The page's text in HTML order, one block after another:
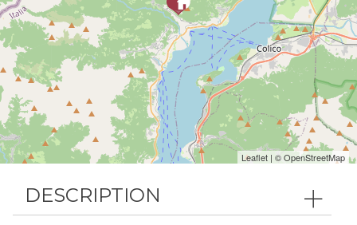
DESCRIPTION
Leaflet | ©OpenStreetMap